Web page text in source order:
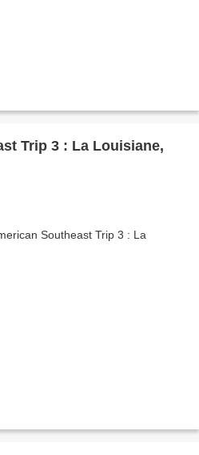
Trip 3 : La Louisiane,